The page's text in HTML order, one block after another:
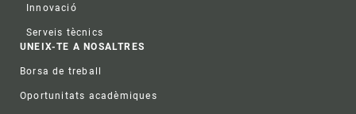
Innovació
Serveis tècnics
UNEIX-TE A NOSALTRES
Borsa de treball
Oportunitats acadèmiques